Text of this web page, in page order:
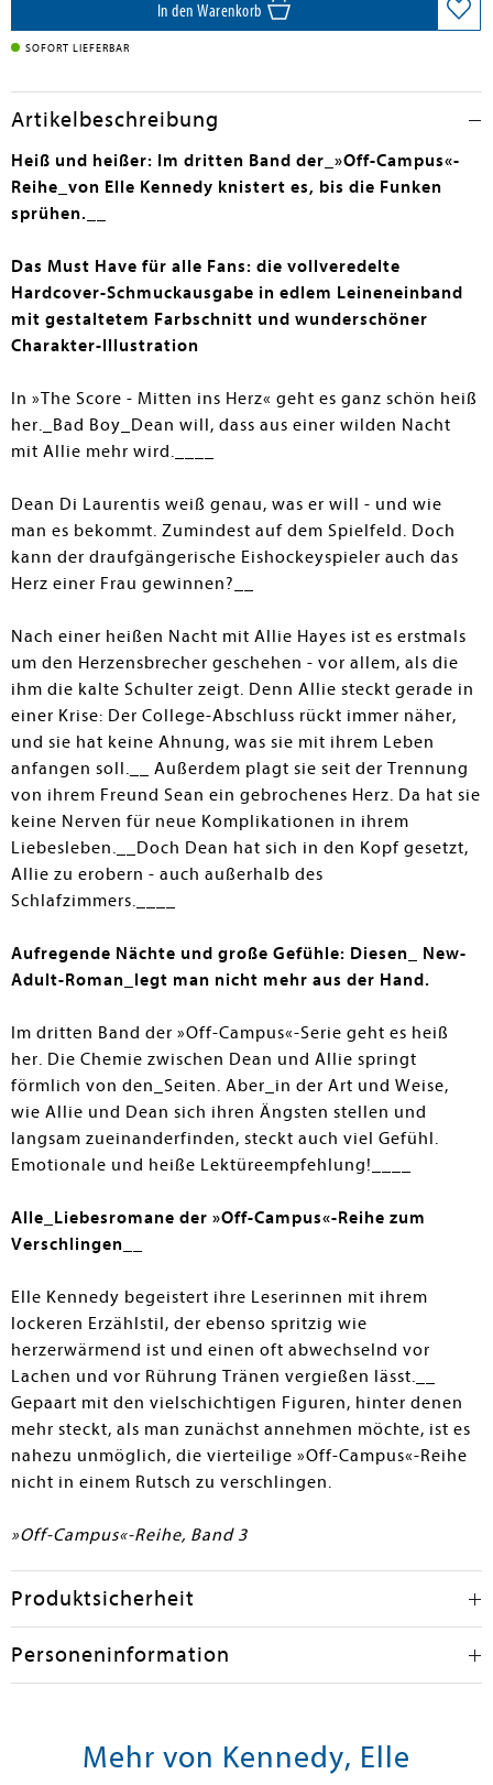
In den Warenkorb
SOFORT LIEFERBAR
Artikelbeschreibung
Heiß und heißer: Im dritten Band der_»Off-Campus«-
Reihe_von Elle Kennedy knistert es, bis die Funken
sprühen.__
Das Must Have für alle Fans: die vollveredelte
Hardcover-Schmuckausgabe in edlem Leineneinband
mit gestaltetem Farbschnitt und wunderschöner
Charakter-Illustration
In »The Score - Mitten ins Herz« geht es ganz schön heiß
her._Bad Boy_Dean will, dass aus einer wilden Nacht
mit Allie mehr wird.____
Dean Di Laurentis weiß genau, was er will - und wie
man es bekommt. Zumindest auf dem Spielfeld. Doch
kann der draufgängerische Eishockeyspieler auch das
Herz einer Frau gewinnen?__
Nach einer heißen Nacht mit Allie Hayes ist es erstmals
um den Herzensbrecher geschehen - vor allem, als die
ihm die kalte Schulter zeigt. Denn Allie steckt gerade in
einer Krise: Der College-Abschluss rückt immer näher,
und sie hat keine Ahnung, was sie mit ihrem Leben
anfangen soll.__ Außerdem plagt sie seit der Trennung
von ihrem Freund Sean ein gebrochenes Herz. Da hat sie
keine Nerven für neue Komplikationen in ihrem
Liebesleben.__Doch Dean hat sich in den Kopf gesetzt,
Allie zu erobern - auch außerhalb des
Schlafzimmers.____
Aufregende Nächte und große Gefühle: Diesen_ New-
Adult-Roman_legt man nicht mehr aus der Hand.
Im dritten Band der »Off-Campus«-Serie geht es heiß
her. Die Chemie zwischen Dean und Allie springt
förmlich von den_Seiten. Aber_in der Art und Weise,
wie Allie und Dean sich ihren Ängsten stellen und
langsam zueinanderfinden, steckt auch viel Gefühl.
Emotionale und heiße Lektüreempfehlung!____
Alle_Liebesromane der »Off-Campus«-Reihe zum
Verschlingen__
Elle Kennedy begeistert ihre Leserinnen mit ihrem
lockeren Erzählstil, der ebenso spritzig wie
herzerwärmend ist und einen oft abwechselnd vor
Lachen und vor Rührung Tränen vergießen lässt.__
Gepaart mit den vielschichtigen Figuren, hinter denen
mehr steckt, als man zunächst annehmen möchte, ist es
nahezu unmöglich, die vierteilige »Off-Campus«-Reihe
nicht in einem Rutsch zu verschlingen.
»Off-Campus«-Reihe, Band 3
Produktsicherheit
Personeninformation
Mehr von Kennedy, Elle